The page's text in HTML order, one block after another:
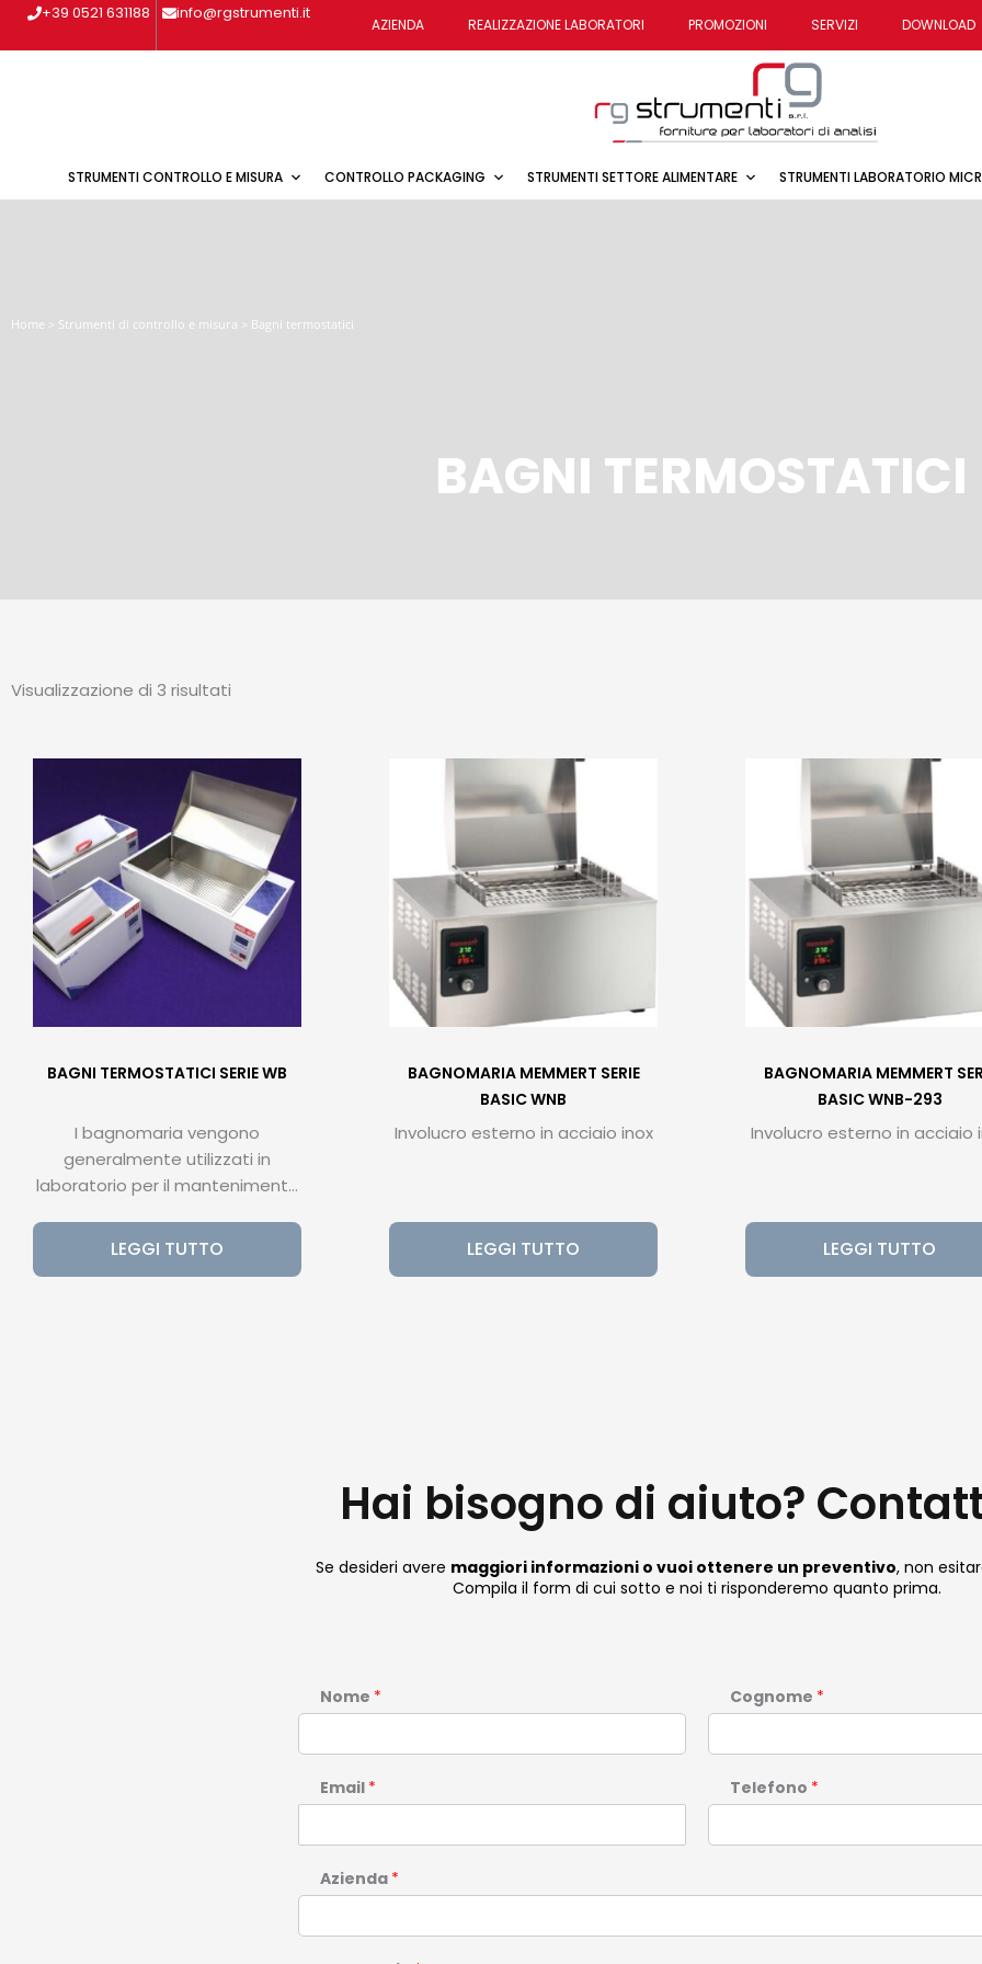
+39 0521 631188 info@rgstrumenti.it
AZIENDA REALIZZAZIONE LABORATORI PROMOZIONI SERVIZI DOWNLOAD
STRUMENTI CONTROLLO E MISURA CONTROLLO PACKAGING STRUMENTI SETTORE ALIMENTARE STRUMENTI LABORATORIO
Home > Strumenti di controllo e misura > Bagni termostatici
BAGNI TERMOSTATICI
Visualizzazione di 3 risultati
BAGNI TERMOSTATICI SERIE WB
I bagnomaria vengono
generalmente utilizzati in
laboratorio per il mantenimento
campioni.
LEGGI TUTTO
BAGNOMARIA MEMMERT SERIE
BASIC WNB
Involucro esterno in acciaio inox
LEGGI TUTTO
BAGNOMARIA MEMMERT
BASIC WNB-293
Involucro esterno in acciaio
LEGGI TUTTO
Hai bisogno di aiuto?
Se desideri avere maggiori informazioni o vuoi ottenere un preventivo, non
Compila il form di cui sotto e noi ti risponderemo quanto prima.
Nome * Cognome *
Email * Telefono *
Azienda *